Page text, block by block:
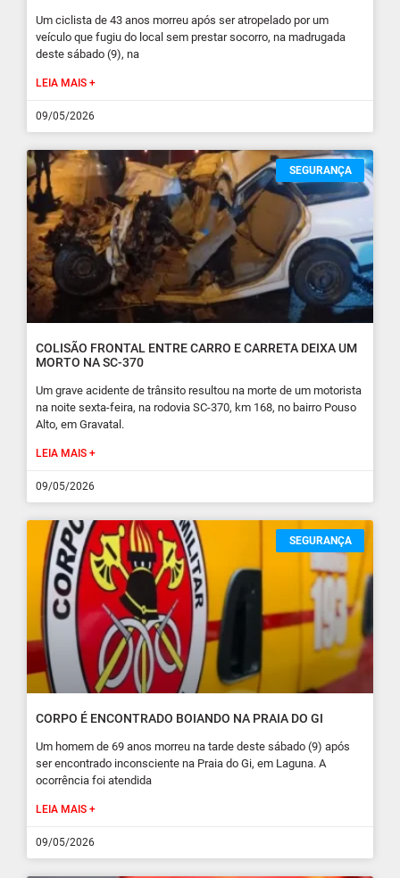
Um ciclista de 43 anos morreu após ser atropelado por um
veículo que fugiu do local sem prestar socorro, na madrugada
deste sábado (9), na
LEIA MAIS +
09/05/2026
SEGURANÇA
COLISÃO FRONTAL ENTRE CARRO E CARRETA DEIXA UM
MORTO NA SC-370
Um grave acidente de trânsito resultou na morte de um motorista
na noite sexta-feira, na rodovia SC-370, km 168, no bairro Pouso
Alto, em Gravatal.
LEIA MAIS +
09/05/2026
SEGURANÇA
CORPO É ENCONTRADO BOIANDO NA PRAIA DO GI
Um homem de 69 anos morreu na tarde deste sábado (9) após
ser encontrado inconsciente na Praia do Gi, em Laguna. A
ocorrência foi atendida
LEIA MAIS +
09/05/2026